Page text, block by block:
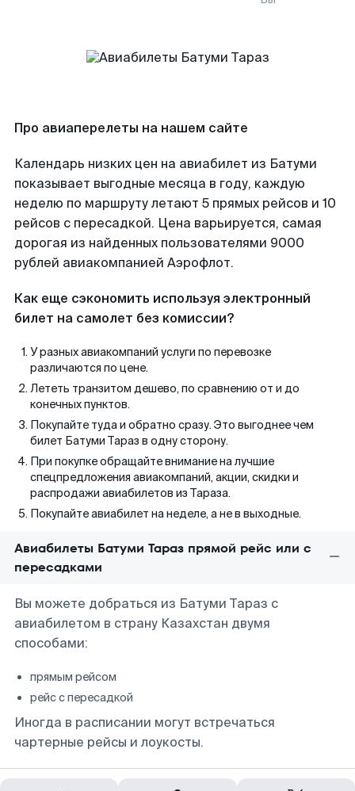
Про авиаперелеты на нашем сайте
Календарь низких цен на авиабилет из Батуми
показывает выгодные месяца в году, каждую
неделю по маршруту летают 5 прямых рейсов и 10
рейсов с пересадкой. Цена варьируется, самая
дорогая из найденных пользователями 9000
рублей авиакомпанией Аэрофлот.
Как еще сэкономить используя электронный
билет на самолет без комиссии?
У разных авиакомпаний услуги по перевозке
различаются по цене.
Лететь транзитом дешево, по сравнению от и до
конечных пунктов.
Покупайте туда и обратно сразу. Это выгоднее чем
билет Батуми Тараз в одну сторону.
При покупке обращайте внимание на лучшие
спецпредложения авиакомпаний, акции, скидки и
распродажи авиабилетов из Тараза.
Покупайте авиабилет на неделе, а не в выходные.
Авиабилеты Батуми Тараз прямой рейс или с
пересадками
Вы можете добраться из Батуми Тараз с
авиабилетом в страну Казахстан двумя
способами:
прямым рейсом
рейс с пересадкой
Иногда в расписании могут встречаться
чартерные рейсы и лоукосты.